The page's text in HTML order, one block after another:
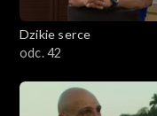
Dzikie serce
odc. 42